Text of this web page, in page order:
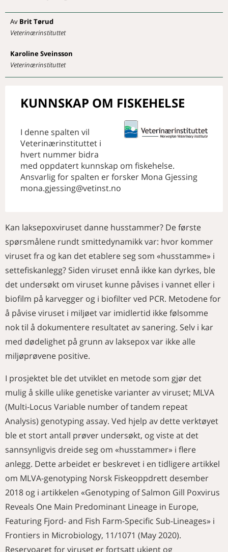
Åpning av nytt dyresykehus
markerer slutten på en slitsom
periode
endelig til Ås
Dyresykehuset – hest endelig på
Det finnes lyspunkter i mørket
NORSK VETERINÆRMEDISINSK
Merkedager i januar
Merkedager i februar
Aktivitetskalender
Av BritTørud
Veterinærinstituttet
KarolineSveinsson
Veterinærinstituttet
KUNNSKAP OM FISKEHELSE
I denne spalten vil
Veterinærinstituttet i
hvert nummer bidra
med oppdatert kunnskap om fiskehelse.
Ansvarlig for spalten er forsker Mona Gjessing
mona.gjessing@vetinst.no
Kan laksepoxviruset danne husstammer? De første
spørsmålene rundt smittedynamikk var: hvor kommer
viruset fra og kan det etablere seg som «husstamme» i
settefiskanlegg? Siden viruset ennå ikke kan dyrkes, ble
det undersøkt om viruset kunne påvises i vannet eller i
biofilm på karvegger og i biofilter ved PCR. Metodene for
å påvise viruset i miljøet var imidlertid ikke følsomme
nok til å dokumentere resultatet av sanering. Selv i kar
med dødelighet på grunn av laksepox var ikke alle
miljøprøvene positive.
I prosjektet ble det utviklet en metode som gjør det
mulig å skille ulike genetiske varianter av viruset; MLVA
(Multi-Locus Variable number of tandem repeat
Analysis) genotyping assay. Ved hjelp av dette verktøyet
ble et stort antall prøver undersøkt, og viste at det
sannsynligvis dreide seg om «husstammer» i flere
anlegg. Dette arbeidet er beskrevet i en tidligere artikkel
om MLVA-genotyping Norsk Fiskeoppdrett desember
2018 og i artikkelen «Genotyping of Salmon Gill Poxvirus
Reveals One Main Predominant Lineage in Europe,
Featuring Fjord- and Fish Farm-Specific Sub-Lineages» i
Frontiers in Microbiology, 11/1071 (May 2020).
Reservoaret for viruset er fortsatt ukjent og